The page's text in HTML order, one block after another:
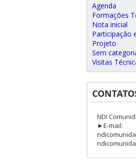
Agenda
Formações
Nota inicial
Participação
Projeto
Sem
Visitas
NDI
►E-mail: